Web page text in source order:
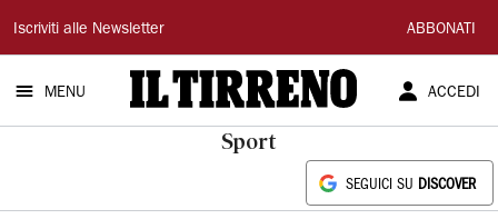
Il
Tirreno
Iscriviti alle Newsletter ABBONATI
MENU ACCEDI
Sport
SEGUICI SU DISCOVER